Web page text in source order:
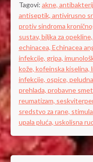
Tagovi: akne,
antiseptik, antivirusno
protiv sindroma
sustav, biljka za opekline,
echinacea, Echinacea
infekcije, gripa,
kože, kofeinska kiselina,
infekcije, ospice,
prehlada, probavne
reumatizam,
sredstvo za rane,
upala pluća, uskolisna